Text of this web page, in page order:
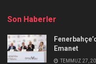
Son Haberler
Emanet
TEMMUZ 27,